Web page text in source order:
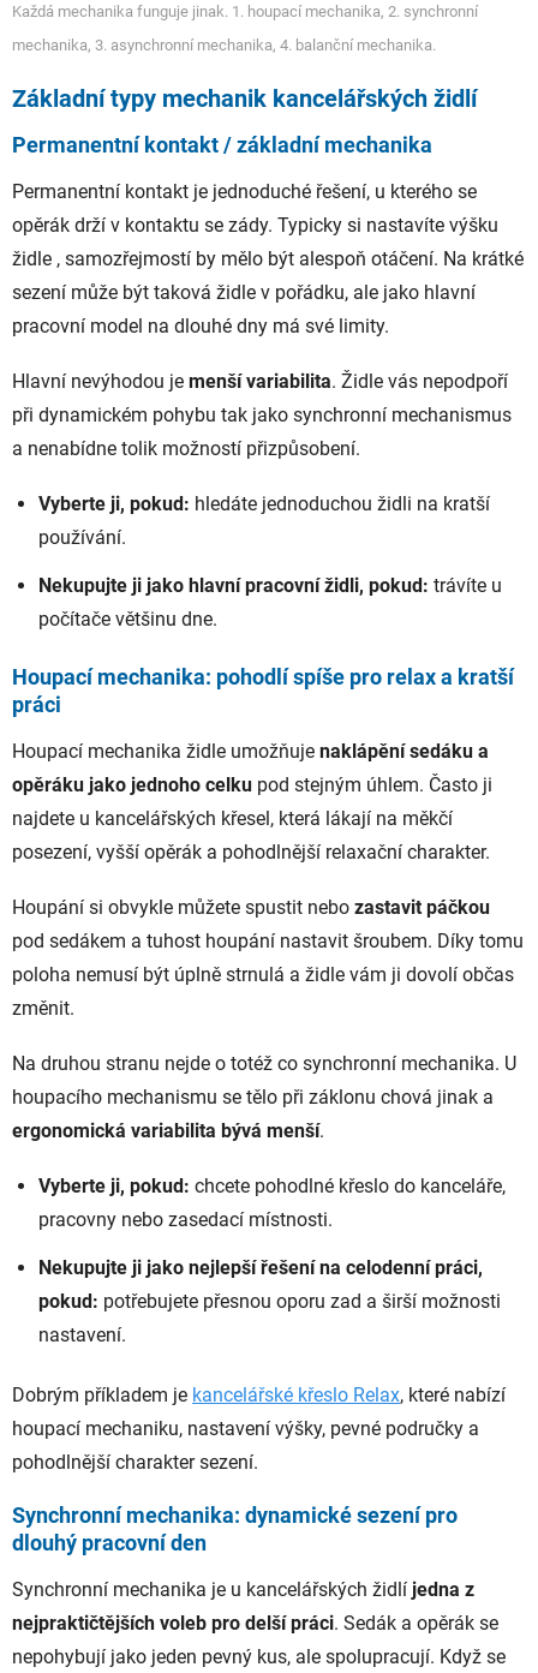
Každá mechanika funguje jinak. 1. houpací mechanika, 2. synchronní
mechanika, 3. asynchronní mechanika, 4. balanční mechanika.
Základní typy mechanik kancelářských židlí
Permanentní kontakt / základní mechanika
Permanentní kontakt je jednoduché řešení, u kterého se
opěrák drží v kontaktu se zády. Typicky si nastavíte výšku
židle , samozřejmostí by mělo být alespoň otáčení. Na krátké
sezení může být taková židle v pořádku, ale jako hlavní
pracovní model na dlouhé dny má své limity.
Hlavní nevýhodou je menší variabilita. Židle vás nepodpoří
při dynamickém pohybu tak jako synchronní mechanismus
a nenabídne tolik možností přizpůsobení.
Vyberte ji, pokud: hledáte jednoduchou židli na kratší
používání.
Nekupujte ji jako hlavní pracovní židli, pokud: trávíte u
počítače většinu dne.
Houpací mechanika: pohodlí spíše pro relax a kratší
práci
Houpací mechanika židle umožňuje naklápění sedáku a
opěráku jako jednoho celku pod stejným úhlem. Často ji
najdete u kancelářských křesel, která lákají na měkčí
posezení, vyšší opěrák a pohodlnější relaxační charakter.
Houpání si obvykle můžete spustit nebo zastavit páčkou
pod sedákem a tuhost houpání nastavit šroubem. Díky tomu
poloha nemusí být úplně strnulá a židle vám ji dovolí občas
změnit.
Na druhou stranu nejde o totéž co synchronní mechanika. U
houpacího mechanismu se tělo při záklonu chová jinak a
ergonomická variabilita bývá menší.
Vyberte ji, pokud: chcete pohodlné křeslo do kanceláře,
pracovny nebo zasedací místnosti.
Nekupujte ji jako nejlepší řešení na celodenní práci,
pokud: potřebujete přesnou oporu zad a širší možnosti
nastavení.
Dobrým příkladem je kancelářské křeslo Relax, které nabízí
houpací mechaniku, nastavení výšky, pevné područky a
pohodlnější charakter sezení.
Synchronní mechanika: dynamické sezení pro
dlouhý pracovní den
Synchronní mechanika je u kancelářských židlí jedna z
nejpraktičtějších voleb pro delší práci. Sedák a opěrák se
nepohybují jako jeden pevný kus, ale spolupracují. Když se